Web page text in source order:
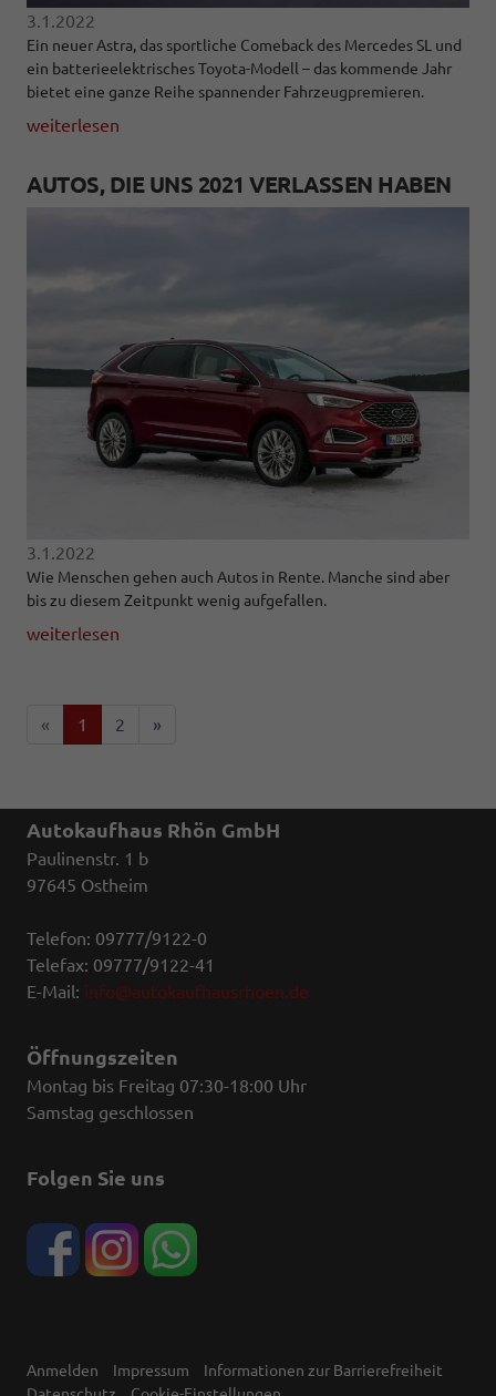
3.1.2022
Ein neuer Astra, das sportliche Comeback des Mercedes SL und
ein batterieelektrisches Toyota-Modell – das kommende Jahr
bietet eine ganze Reihe spannender Fahrzeugpremieren.
weiterlesen
AUTOS, DIE UNS 2021 VERLASSEN HABEN
3.1.2022
Wie Menschen gehen auch Autos in Rente. Manche sind aber
bis zu diesem Zeitpunkt wenig aufgefallen.
weiterlesen
« 1 2 »
Autokaufhaus Rhön GmbH
Paulinenstr. 1 b
97645 Ostheim
Telefon: 09777/9122-0
Telefax: 09777/9122-41
E-Mail: info@autokaufhausrhoen.de
Öffnungszeiten
Montag bis Freitag 07:30-18:00 Uhr
Samstag geschlossen
Folgen Sie uns
Anmelden Impressum
Informationen zur Barrierefreiheit